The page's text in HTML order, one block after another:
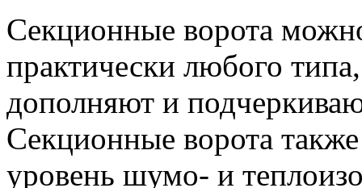
Секционные ворота
практически любого
дополняют и
Секционные ворота
уровень шумо- и